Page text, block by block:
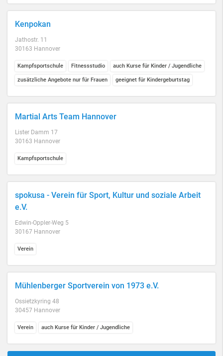
Kenpokan
Jathostr. 11
30163 Hannover
Kampfsportschule Fitnessstudio auch Kurse für Kinder / Jugendliche
zusätzliche Angebote nur für Frauen geeignet für Kindergeburtstag
Martial Arts Team Hannover
Lister Damm 17
30163 Hannover
Kampfsportschule
spokusa - Verein für Sport, Kultur und soziale Arbeit
e.V.
Edwin-Oppler-Weg 5
30167 Hannover
Verein
Mühlenberger Sportverein von 1973 e.V.
Ossietzkyring 48
30457 Hannover
Verein auch Kurse für Kinder / Jugendliche